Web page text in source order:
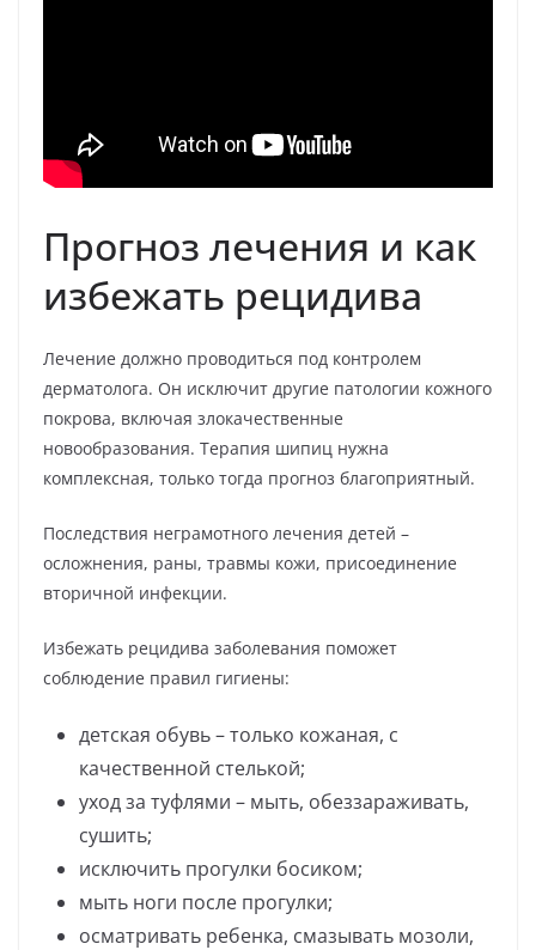
Прогноз лечения и как
избежать рецидива
Лечение должно проводиться под контролем
дерматолога. Он исключит другие патологии кожного
покрова, включая злокачественные
новообразования. Терапия шипиц нужна
комплексная, только тогда прогноз благоприятный.
Последствия неграмотного лечения детей –
осложнения, раны, травмы кожи, присоединение
вторичной инфекции.
Избежать рецидива заболевания поможет
соблюдение правил гигиены:
детская обувь – только кожаная, с
качественной стелькой;
уход за туфлями – мыть, обеззараживать,
сушить;
исключить прогулки босиком;
мыть ноги после прогулки;
осматривать ребенка, смазывать мозоли,